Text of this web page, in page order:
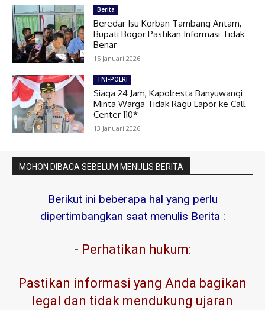
Berita
Beredar Isu Korban Tambang Antam,
Bupati Bogor Pastikan Informasi Tidak
Benar
15 Januari 2026
TNI-POLRI
Siaga 24 Jam, Kapolresta Banyuwangi
Minta Warga Tidak Ragu Lapor ke Call
Center 110*
13 Januari 2026
MOHON DIBACA SEBELUM MENULIS BERITA
Berikut ini beberapa hal yang perlu
dipertimbangkan saat menulis Berita :
- Perhatikan hukum:
Pastikan informasi yang Anda bagikan
legal dan tidak mendukung ujaran